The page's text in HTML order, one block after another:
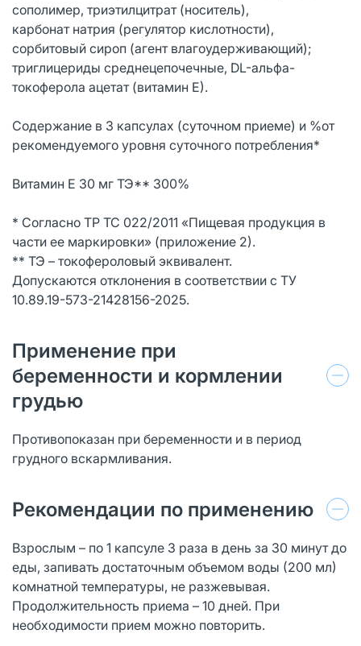
сополимер, триэтилцитрат (носитель),
карбонат натрия (регулятор кислотности),
сорбитовый сироп (агент влагоудерживающий);
триглицериды среднецепочечные, DL-альфа-
токоферола ацетат (витамин Е).
Содержание в 3 капсулах (суточном приеме) и %от
рекомендуемого уровня суточного потребления*
Витамин Е 30 мг ТЭ** 300%
* Согласно ТР ТС 022/2011 «Пищевая продукция в
части ее маркировки» (приложение 2).
** ТЭ – токофероловый эквивалент.
Допускаются отклонения в соответствии с ТУ
10.89.19-573-21428156-2025.
Применение при
беременности и кормлении
грудью
Противопоказан при беременности и в период
грудного вскармливания.
Рекомендации по применению
Взрослым – по 1 капсуле 3 раза в день за 30 минут до
еды, запивать достаточным объемом воды (200 мл)
комнатной температуры, не разжевывая.
Продолжительность приема – 10 дней. При
необходимости прием можно повторить.